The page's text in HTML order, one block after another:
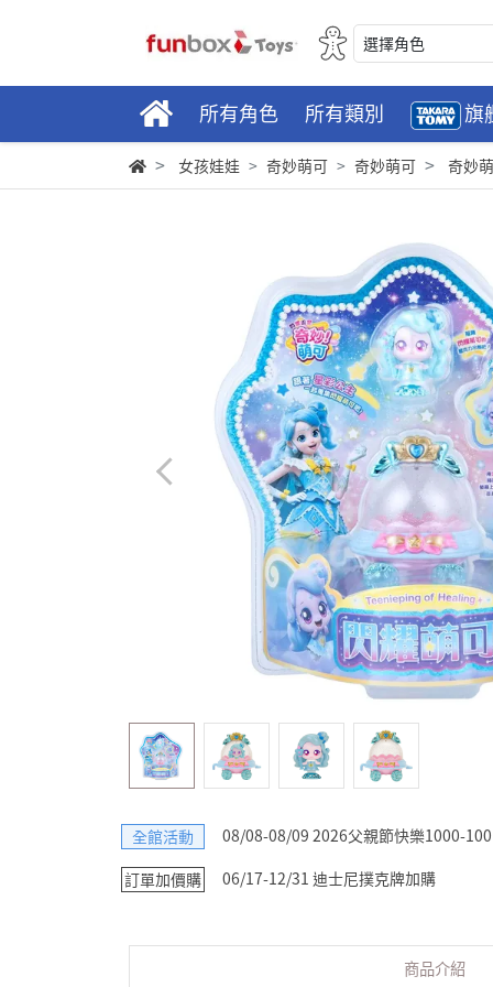
選擇角色
所有角色 所有類別 旗
女孩娃娃 奇妙萌可 奇妙萌可 奇妙
全館活動
08/08-08/09 2026父親節快樂1000-100
訂單加價購
06/17-12/31 迪士尼撲克牌加購
商品介紹